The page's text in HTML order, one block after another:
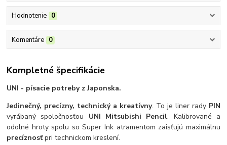
Hodnotenie 0
Komentáre 0
Kompletné špecifikácie
UNI - písacie potreby z Japonska.
Jedinečný, precízny, technický a kreatívny. To je liner rady PIN
vyrábaný spoločnosťou UNI Mitsubishi Pencil. Kalibrované a
odolné hroty spolu so Super Ink atramentom zaisťujú maximálnu
precíznosťpri technickom kreslení.